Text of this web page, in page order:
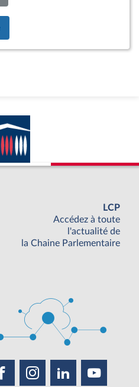
LCP
Accédez à toute
l'actualité de
la Chaine Parlementaire